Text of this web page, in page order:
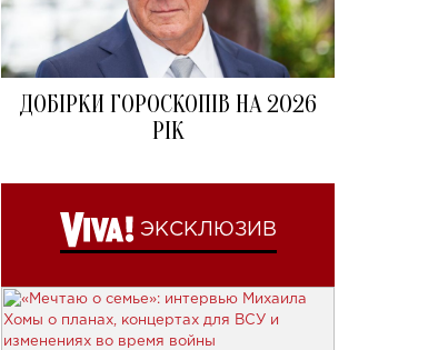
ДОБІРКИ ГОРОСКОПІВ НА 2026
РІК
ЭКСКЛЮЗИВ